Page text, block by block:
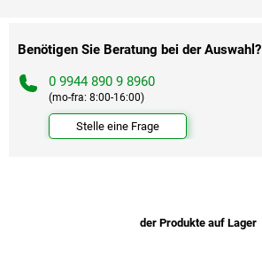
Benötigen Sie Beratung bei der Auswahl?
0 9944 890 9 8960
(mo-fra: 8:00-16:00)
Stelle eine Frage
der Produkte auf Lager